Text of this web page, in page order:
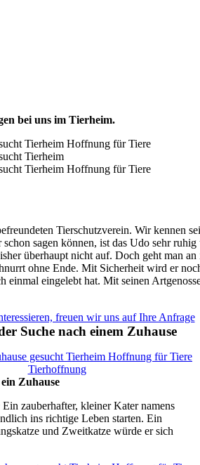
bei uns im Tierheim.
Tierschutzverein. Wir kennen
sagen können, ist das Udo sehr ruhig
überhaupt nicht auf. Doch geht man an
ohne Ende. Mit Sicherheit wird er
einmal eingelebt hat. Mit seinen
freuen wir uns auf Ihre Anfrage
Suche nach einem Zuhause
Zuhause
Ein zauberhafter, kleiner Kater namens
ins richtige Leben starten. Ein
und Zweitkatze würde er sich